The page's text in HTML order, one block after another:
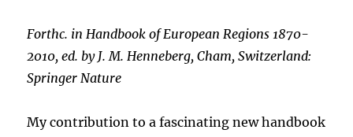
Forthc. in Handbook of European Regions 1870-
2010, ed. by J. M. Henneberg, Cham, Switzerland:
Springer Nature
My contribution to a fascinating new handbook